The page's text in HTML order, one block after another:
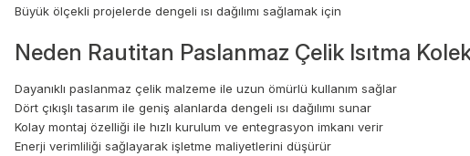
Büyük ölçekli projelerde dengeli ısı dağılımı sağlamak için
Neden Rautitan Paslanmaz Çelik Isıtma
Dayanıklı paslanmaz çelik malzeme ile uzun ömürlü kullanım sağlar
Dört çıkışlı tasarım ile geniş alanlarda dengeli ısı dağılımı sunar
Kolay montaj özelliği ile hızlı kurulum ve entegrasyon imkanı verir
Enerji verimliliği sağlayarak işletme maliyetlerini düşürür